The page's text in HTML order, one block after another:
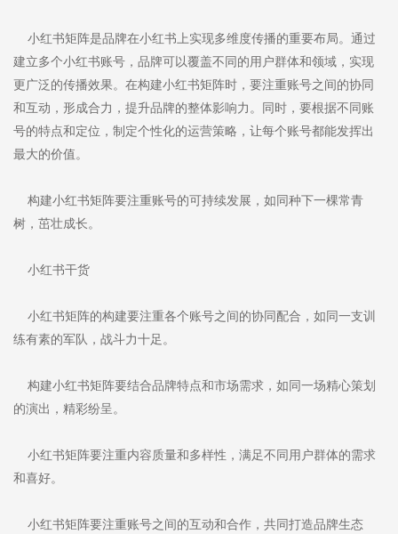
小红书矩阵是品牌在小红书上实现多维度传播的重要布局。通过
建立多个小红书账号，品牌可以覆盖不同的用户群体和领域，实现
更广泛的传播效果。在构建小红书矩阵时，要注重账号之间的协同
和互动，形成合力，提升品牌的整体影响力。同时，要根据不同账
号的特点和定位，制定个性化的运营策略，让每个账号都能发挥出
最大的价值。
构建小红书矩阵要注重账号的可持续发展，如同种下一棵常青
树，茁壮成长。
小红书干货
小红书矩阵的构建要注重各个账号之间的协同配合，如同一支训
练有素的军队，战斗力十足。
构建小红书矩阵要结合品牌特点和市场需求，如同一场精心策划
的演出，精彩纷呈。
小红书矩阵要注重内容质量和多样性，满足不同用户群体的需求
和喜好。
小红书矩阵要注重账号之间的互动和合作，共同打造品牌生态